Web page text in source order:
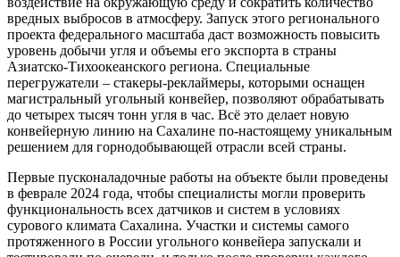
вредных выбросов в атмосферу. Запуск этого регионального
проекта федерального масштаба даст возможность повысить
уровень добычи угля и объемы его экспорта в страны
Азиатско-Тихоокеанского региона. Специальные
перегружатели – стакеры-реклаймеры, которыми оснащен
магистральный угольный конвейер, позволяют обрабатывать
до четырех тысяч тонн угля в час. Всё это делает новую
конвейерную линию на Сахалине по-настоящему уникальным
решением для горнодобывающей отрасли всей страны.
Первые пусконаладочные работы на объекте были проведены
в феврале 2024 года, чтобы специалисты могли проверить
функциональность всех датчиков и систем в условиях
сурового климата Сахалина. Участки и системы самого
протяженного в России угольного конвейера запускали и